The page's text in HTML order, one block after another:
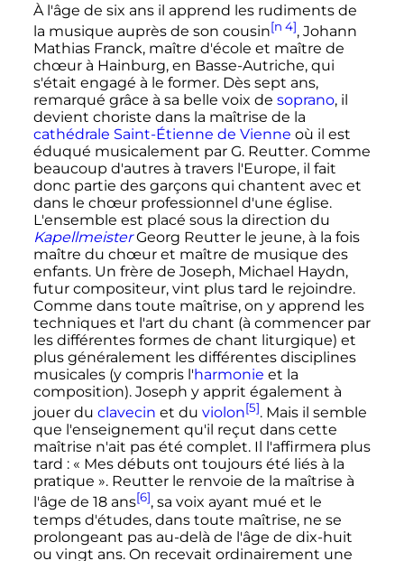
À l'âge de six ans il apprend les rudiments de
la musique auprès de son cousin[n 4], Johann
Mathias Franck, maître d'école et maître de
chœur à Hainburg, en Basse-Autriche, qui
s'était engagé à le former. Dès sept ans,
remarqué grâce à sa belle voix de soprano, il
devient choriste dans la maîtrise de la
cathédrale Saint-Étienne de Vienne où il est
éduqué musicalement par G. Reutter. Comme
beaucoup d'autres à travers l'Europe, il fait
donc partie des garçons qui chantent avec et
dans le chœur professionnel d'une église.
L'ensemble est placé sous la direction du
KapellmeisterGeorg Reutter le jeune, à la fois
maître du chœur et maître de musique des
enfants. Un frère de Joseph, Michael Haydn,
futur compositeur, vint plus tard le rejoindre.
Comme dans toute maîtrise, on y apprend les
techniques et l'art du chant (à commencer par
les différentes formes de chant liturgique) et
plus généralement les différentes disciplines
musicales (y compris l'harmonie et la
composition). Joseph y apprit également à
jouer du clavecin et du violon[5]. Mais il semble
que l'enseignement qu'il reçut dans cette
maîtrise n'ait pas été complet. Il l'affirmera plus
tard : « Mes débuts ont toujours été liés à la
pratique ». Reutter le renvoie de la maîtrise à
l'âge de 18 ans[6], sa voix ayant mué et le
temps d'études, dans toute maîtrise, ne se
prolongeant pas au-delà de l'âge de dix-huit
ou vingt ans. On recevait ordinairement une